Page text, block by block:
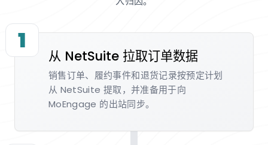
1
从 NetSuite 拉取订单数据
销售订单、履约事件和退货记录按预定计划
从 NetSuite 提取，并准备用于向
MoEngage 的出站同步。